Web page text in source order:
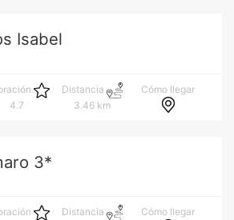
Isabel
4.7
Distancia
3.46 km
Cómo llegar
3*
Distancia
Cómo llegar